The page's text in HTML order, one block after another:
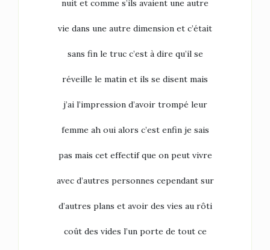
nuit et comme s’ils avaient une autre
vie dans une autre dimension et c’était
sans fin le truc c’est à dire qu’il se
réveille le matin et ils se disent mais
j’ai l’impression d’avoir trompé leur
femme ah oui alors c’est enfin je sais
pas mais cet effectif que on peut vivre
avec d’autres personnes cependant sur
d’autres plans et avoir des vies au rôti
coût des vides l’un porte de tout ce